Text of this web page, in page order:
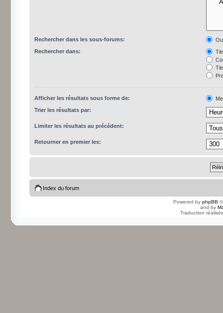
Rechercher dans les sous-forums:
Rechercher dans:
Afficher les résultats sous forme de:
Trier les résultats par:
Limiter les résultats au précédent:
Retourner en premier les:
Index du forum
Powered by phpBB
and by
Traduction